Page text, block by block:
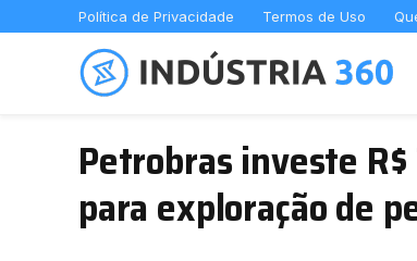
Política de Privacidade Termos de Uso
Petrobras investe
para exploração de